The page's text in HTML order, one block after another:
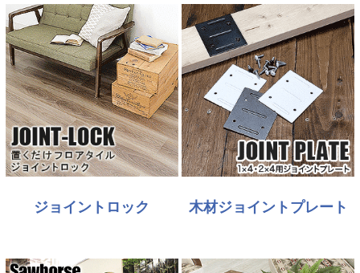
ジョイントロック 木材ジョイントプレート